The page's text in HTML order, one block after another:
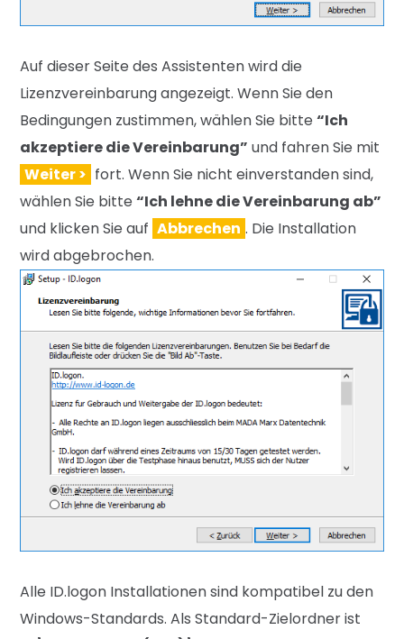
Auf dieser Seite des Assistenten wird die
Lizenzvereinbarung angezeigt. Wenn Sie den
Bedingungen zustimmen, wählen Sie bitte“Ich
akzeptiere die Vereinbarung” und fahren Sie mit
Weiter > fort. Wenn Sie nicht einverstanden sind,
wählen Sie bitte“Ich lehne die Vereinbarung ab”
und klicken Sie auf Abbrechen . Die Installation
wird abgebrochen.
Alle ID.logon Installationen sind kompatibel zu den
Windows-Standards. Als Standard-Zielordner ist